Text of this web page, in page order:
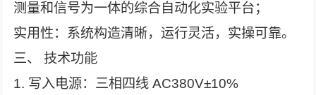
测量和信号为一体的综合自动化实验平台；
实用性：系统构造清晰，运行灵活，实操可靠。
三、 技术功能
1. 写入电源：三相四线 AC380V±10%